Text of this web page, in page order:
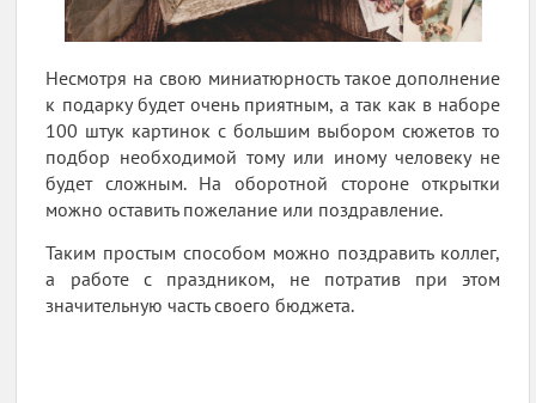
Несмотря на свою миниатюрность такое дополнение
к подарку будет очень приятным, а так как в наборе
100 штук картинок с большим выбором сюжетов то
подбор необходимой тому или иному человеку не
будет сложным. На оборотной стороне открытки
можно оставить пожелание или поздравление.
Таким простым способом можно поздравить коллег,
а работе с праздником, не потратив при этом
значительную часть своего бюджета.